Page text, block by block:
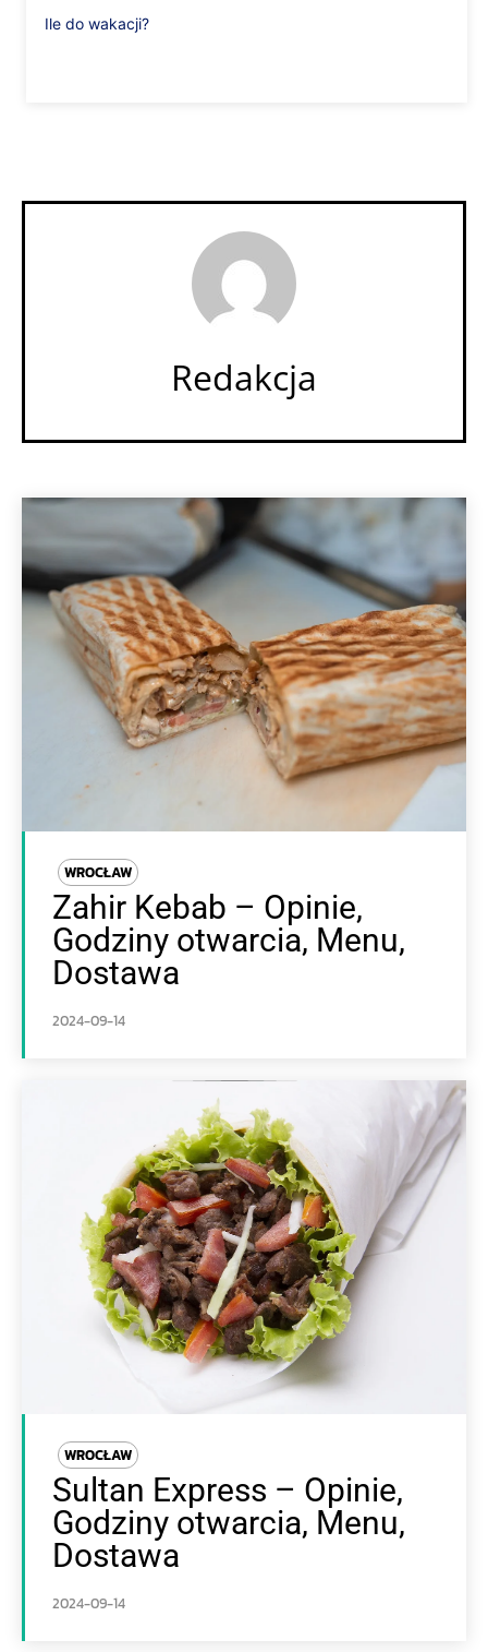
Ile do wakacji?
Redakcja
WROCŁAW
Zahir Kebab – Opinie,
Godziny otwarcia, Menu,
Dostawa
2024-09-14
WROCŁAW
Sultan Express – Opinie,
Godziny otwarcia, Menu,
Dostawa
2024-09-14